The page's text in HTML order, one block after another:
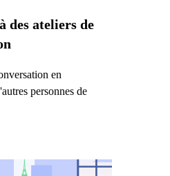
des ateliers de
en
personnes de